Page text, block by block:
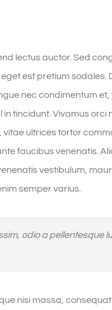
lectus auctor. Sed
est pretium sodales.
nec condimentum
tincidunt. Vivamus orci
ultrices tortor
faucibus venenatis.
vestibulum,
semper varius.
odio a pellentesque
nisi massa,